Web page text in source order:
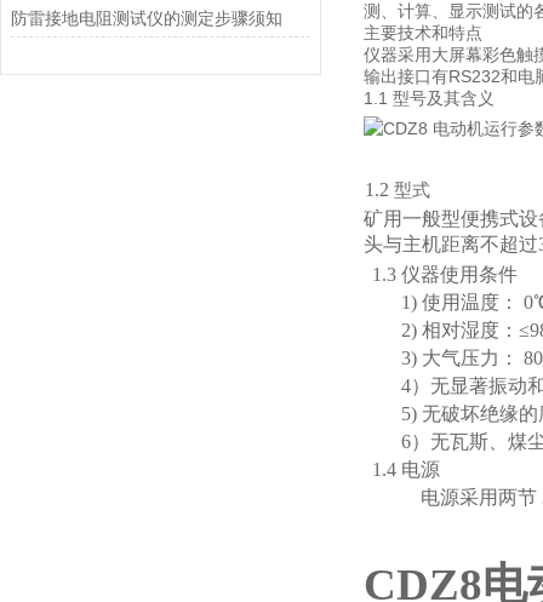
防雷接地电阻测试仪的测定步骤须知
测、计算、显示测试的
主要技术和特点
仪器采用大屏幕彩色触
输出接口有RS232和电
1.1 型号及其含义
1.2 型式
矿用一般型便携式
头与主机距离不超过
1.3 仪器使用条件
1) 使用温度：
2) 相对湿度：
3) 大气压力：
4）无显著振动
5) 无破坏绝缘
6）无瓦斯、煤
1.4 电源
电源采用两节
CDZ8电